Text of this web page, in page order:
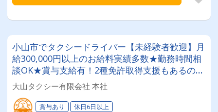
小山市でタクシードライバー【未経験者歓迎】月
給300,000円以上のお給料実績多数★勤務時間相
談OK★賞与支給有！2種免許取得支援もあるので
安心♪
大山タクシー有限会社 本社
賞与あり 休日6日以上